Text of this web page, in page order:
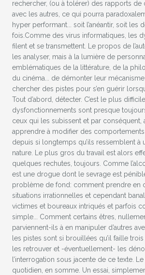
rechercher, (ou à tolérer) des rapports de
avec les autres, ce qui pourra
hyper performant... soit l’anéantir, soit les
fois.Comme des virus informatiques, les
filent et se transmettent. Le propos de
les analyser, mais à la lumière de
emblématiques de la littérature, de la
du cinéma... de démonter leur
chercher des pistes pour s’en guérir
Tout d’abord, détecter. C’est le plus
dysfonctionnements sont presque
ceux qui les subissent et par conséquent,
apprendre à modifier des comportements
depuis si longtemps qu’ils ressemblent à
nature. Le plus gros du travail est alors
quelques rechutes, toujours. Comme
est une drogue dont le sevrage est
problème de fond: comment prendre en
situations irrationnelles et cependant
victimes et boureaux intriqués et parfois
simple... Comment certains êtres,
parviennent-ils à en manipuler d’autres
les pistes sont si brouillées qu’il faille
les retrouver et -éventuellement- les
l’interrogation sous jacente de ce texte.
quotidien, en somme. Un essai,